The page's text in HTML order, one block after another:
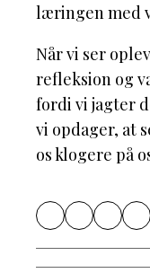
læringen med
Når vi ser
refleksion og
fordi vi jagter
vi opdager, at
os klogere på